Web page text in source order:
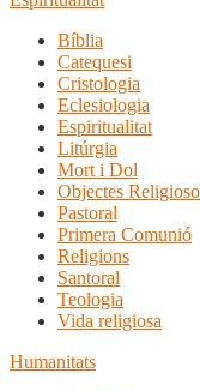
Bíblia
Catequesi
Cristologia
Eclesiologia
Espiritualitat
Litúrgia
Mort i Dol
Objectes
Pastoral
Primera Comunió
Religions
Santoral
Teologia
Vida religiosa
Humanitats